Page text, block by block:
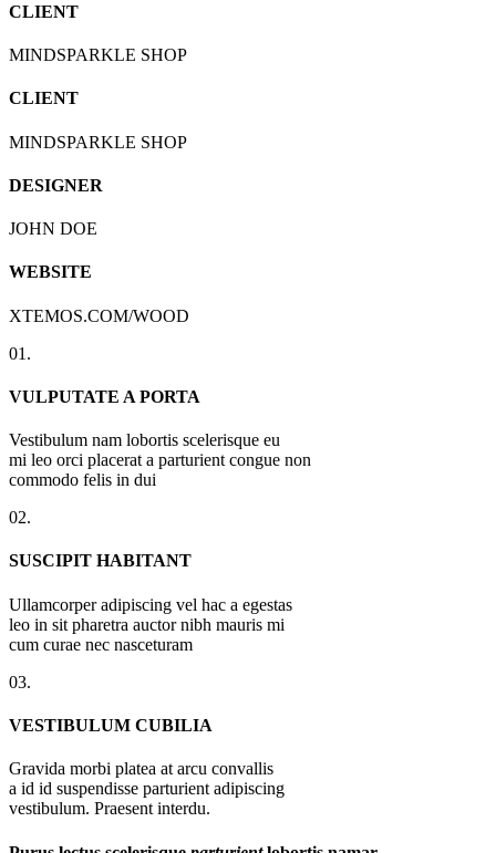
CLIENT
MINDSPARKLE SHOP
CLIENT
MINDSPARKLE SHOP
DESIGNER
JOHN DOE
WEBSITE
XTEMOS.COM/WOOD
01.
VULPUTATE A PORTA
Vestibulum nam lobortis scelerisque eu
mi leo orci placerat a parturient congue non
commodo felis in dui
02.
SUSCIPIT HABITANT
Ullamcorper adipiscing vel hac a egestas
leo in sit pharetra auctor nibh mauris mi
cum curae nec nasceturam
03.
VESTIBULUM CUBILIA
Gravida morbi platea at arcu convallis
a id id suspendisse parturient adipiscing
vestibulum. Praesent interdu.